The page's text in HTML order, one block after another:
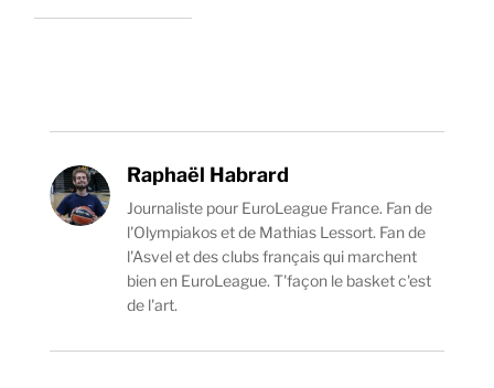
Raphaël Habrard
Journaliste pour EuroLeague France. Fan de
l'Olympiakos et de Mathias Lessort. Fan de
l'Asvel et des clubs français qui marchent
bien en EuroLeague. T'façon le basket c'est
de l'art.